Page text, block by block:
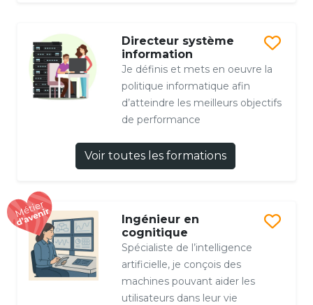
Directeur système
information
Je définis et mets en oeuvre la
politique informatique afin
d’atteindre les meilleurs objectifs
de performance
Voir toutes les formations
Ingénieur en
cognitique
Spécialiste de l’intelligence
artificielle, je conçois des
machines pouvant aider les
utilisateurs dans leur vie